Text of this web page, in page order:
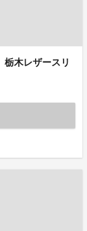
木レザースリ